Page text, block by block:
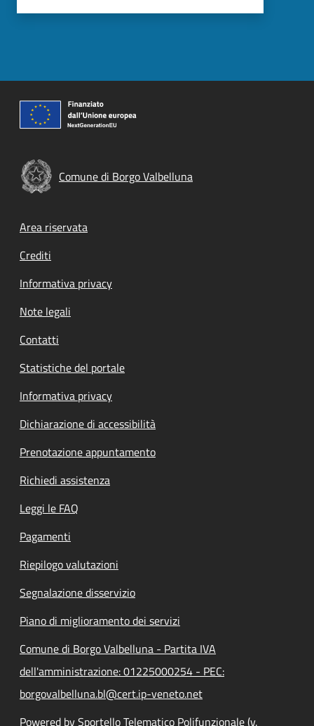
Comune di Borgo Valbelluna
Footer menu
Area riservata
Crediti
Informativa privacy
Note legali
Contatti
Statistiche del portale
Informativa privacy
Dichiarazione di accessibilità
Prenotazione appuntamento
Richiedi assistenza
Leggi le FAQ
Pagamenti
Riepilogo valutazioni
Segnalazione disservizio
Piano di miglioramento dei servizi
Comune di Borgo Valbelluna - Partita IVA
dell'amministrazione: 01225000254 - PEC:
borgovalbelluna.bl@cert.ip-veneto.net
Powered by Sportello Telematico Polifunzionale (v.